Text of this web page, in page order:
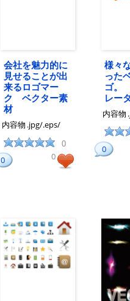
会社を魅力的に
見せることが出
来るロゴマー
ク ベクター素
材
内容物 .jpg/.eps/
0
0 0
様々
った
ゴ。
レー
内容物
0